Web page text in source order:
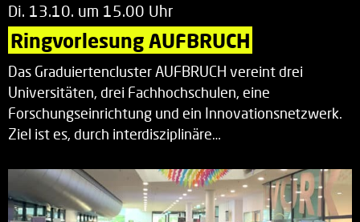
Di. 13.10. um 15.00 Uhr
Ringvorlesung AUFBRUCH
Das Graduiertencluster AUFBRUCH vereint drei
Universitäten, drei Fachhochschulen, eine
Forschungseinrichtung und ein Innovationsnetzwerk.
Ziel ist es, durch interdisziplinäre…